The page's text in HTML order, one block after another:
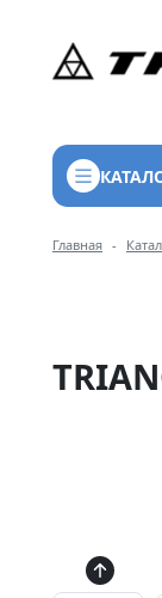
Главная